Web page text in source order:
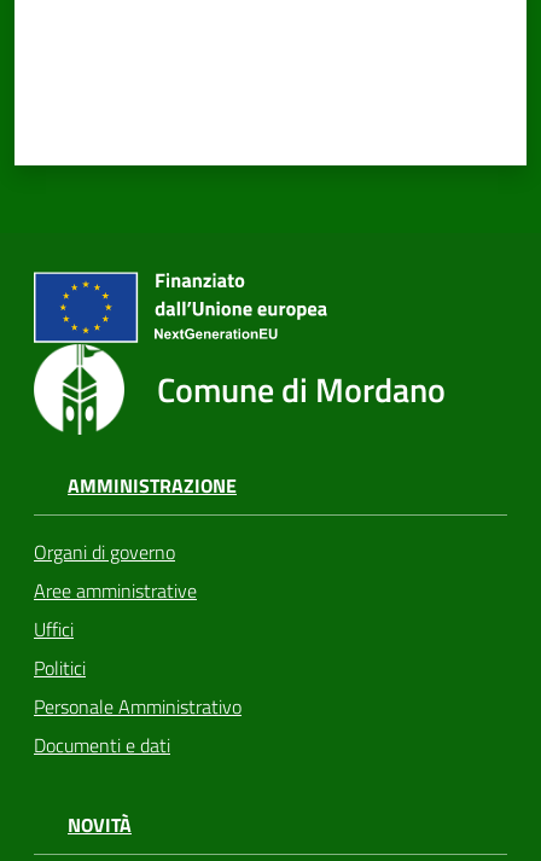
Comune di Mordano
AMMINISTRAZIONE
Organi di governo
Aree amministrative
Uffici
Politici
Personale Amministrativo
Documenti e dati
NOVITÀ